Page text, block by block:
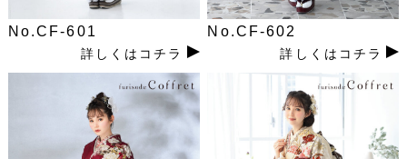
No.CF-601
詳しくはコチラ
No.CF-602
詳しくはコチラ